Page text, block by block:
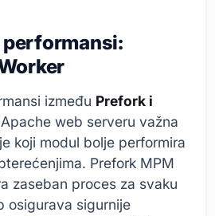
performansi:
između Prefork i
web serveru važna
koji modul bolje performira
Prefork MPM
zaseban proces za svaku
osigurava sigurnije